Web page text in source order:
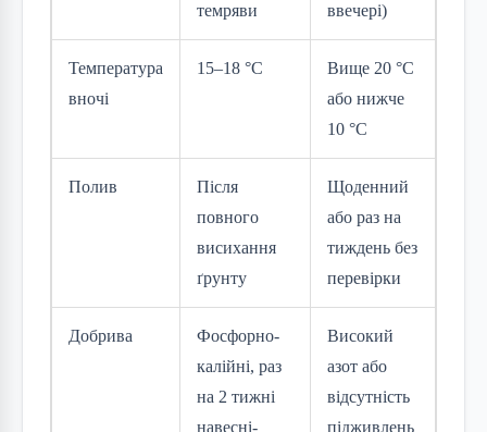
темряви
ввечері)
Температура
вночі
15–18 °C
Вище 20 °C
або нижче
10 °C
Полив
Після
повного
висихання
ґрунту
Щоденний
або раз на
тиждень без
перевірки
Добрива
Фосфорно-
калійні, раз
на 2 тижні
навесні-
Високий
азот або
відсутність
підживлень